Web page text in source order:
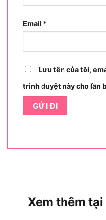
Máy rửa xe Oshima
những tính năng ưu
Email *
Lưu tên của tôi,
trình duyệt này cho lần
Xem thêm